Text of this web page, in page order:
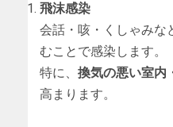
飛沫感染
会話・咳・くしゃみな
むことで感染します。
特に、 換気の悪い室内
高まります。